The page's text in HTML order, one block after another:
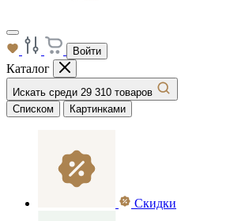
Войти
Каталог
Искать среди 29 310 товаров
Списком
Картинками
Скидки